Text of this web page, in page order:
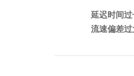
延迟时间过
流速偏差过